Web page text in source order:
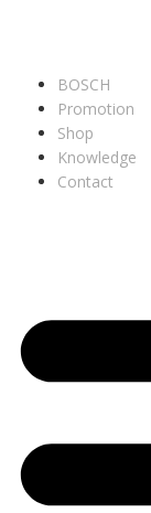
BOSCH
Promotion
Shop
Knowledge
Contact